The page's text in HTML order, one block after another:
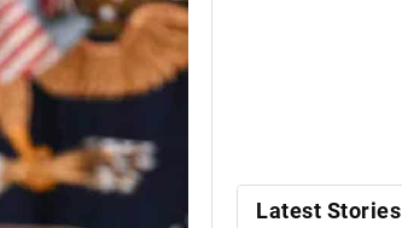
Latest Stories